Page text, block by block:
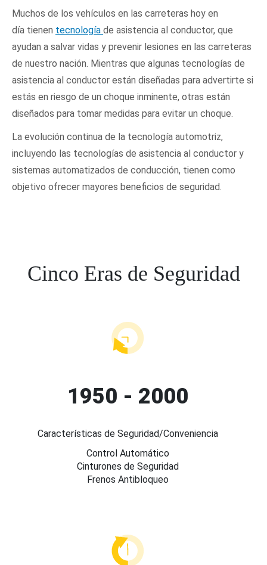
Recursos
Muchos de los vehículos en las carreteras hoy en
día tienen tecnología de asistencia al conductor, que
ayudan a salvar vidas y prevenir lesiones en las carreteras
de nuestro nación. Mientras que algunas tecnologías de
asistencia al conductor están diseñadas para advertirte si
estás en riesgo de un choque inminente, otras están
diseñados para tomar medidas para evitar un choque.
La evolución continua de la tecnología automotriz,
incluyendo las tecnologías de asistencia al conductor y
sistemas automatizados de conducción, tienen como
objetivo ofrecer mayores beneficios de seguridad.
Cinco Eras de Seguridad
1950 - 2000
Características de Seguridad/Conveniencia
Control Automático
Cinturones de Seguridad
Frenos Antibloqueo